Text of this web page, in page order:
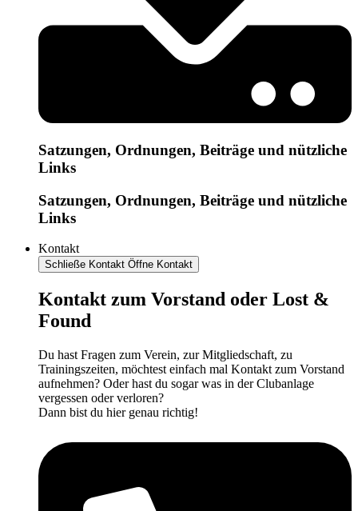
Satzungen, Ordnungen, Beiträge und nützliche
Links
Satzungen, Ordnungen, Beiträge und nützliche
Links
Kontakt
Schließe Kontakt Öffne Kontakt
Kontakt zum Vorstand oder Lost &
Found
Du hast Fragen zum Verein, zur Mitgliedschaft, zu
Trainingszeiten, möchtest einfach mal Kontakt zum Vorstand
aufnehmen? Oder hast du sogar was in der Clubanlage
vergessen oder verloren?
Dann bist du hier genau richtig!